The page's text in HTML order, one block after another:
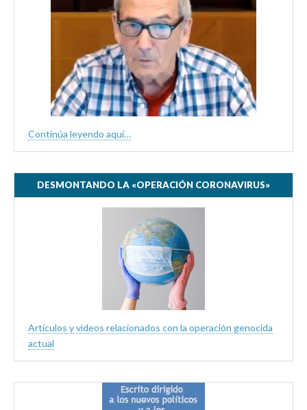
Continúa leyendo aquí…
DESMONTANDO LA «OPERACIÓN CORONAVIRUS»
Artículos y videos relacionados con la operación genocida
actual